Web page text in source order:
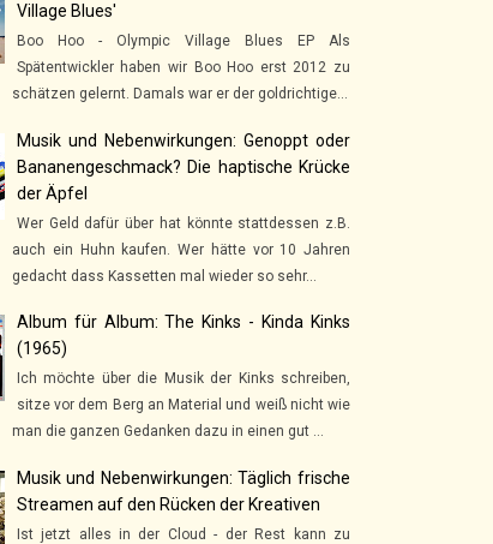
Village Blues'
Boo Hoo - Olympic Village Blues EP Als
Spätentwickler haben wir Boo Hoo erst 2012 zu
schätzen gelernt. Damals war er der goldrichtige...
Musik und Nebenwirkungen: Genoppt oder
Bananengeschmack? Die haptische Krücke
der Äpfel
Wer Geld dafür über hat könnte stattdessen z.B.
auch ein Huhn kaufen. Wer hätte vor 10 Jahren
gedacht dass Kassetten mal wieder so sehr...
Album für Album: The Kinks - Kinda Kinks
(1965)
Ich möchte über die Musik der Kinks schreiben,
sitze vor dem Berg an Material und weiß nicht wie
man die ganzen Gedanken dazu in einen gut ...
Musik und Nebenwirkungen: Täglich frische
Streamen auf den Rücken der Kreativen
Ist jetzt alles in der Cloud - der Rest kann zu